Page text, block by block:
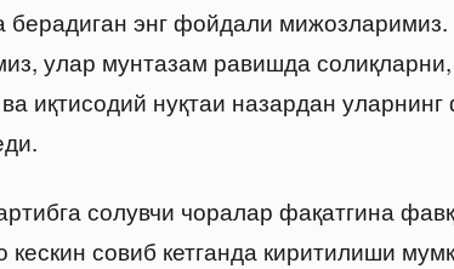
энг фойдали мижозларимиз.
улар мунтазам равишда
иқтисодий нуқтаи назардан
солувчи чоралар фақатгина
совиб кетганда киритилиши